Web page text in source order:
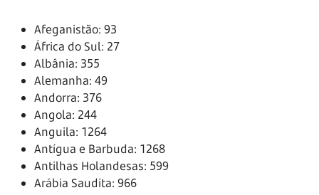
Afeganistão: 93
África do Sul: 27
Albânia: 355
Alemanha: 49
Andorra: 376
Angola: 244
Anguila: 1264
Antígua e Barbuda: 1268
Antilhas Holandesas: 599
Arábia Saudita: 966